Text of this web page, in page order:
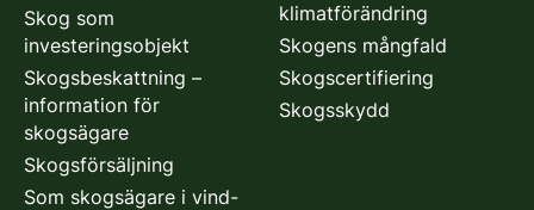
Skog som
investeringsobjekt
Skogsbeskattning –
information för
skogsägare
Skogsförsäljning
Som skogsägare i vind-
klimatförändring
Skogens mångfald
Skogscertifiering
Skogsskydd